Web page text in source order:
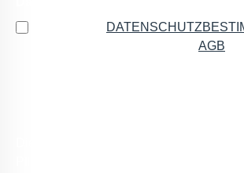
AGB